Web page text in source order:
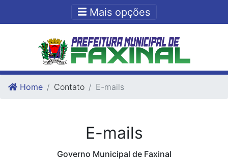
Ir para o fim do conteudo
Mais opções
Home Contato E-mails
E-mails
Governo Municipal de Faxinal